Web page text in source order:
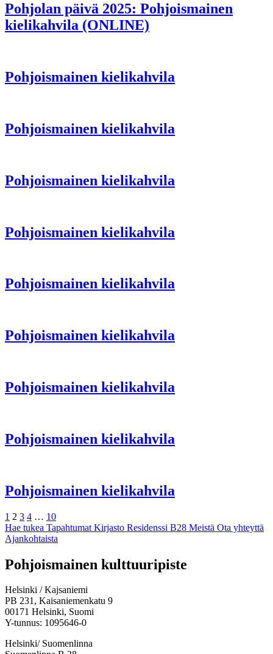
Pohjolan päivä 2025: Pohjoismainen
kielikahvila (ONLINE)
Pohjoismainen kielikahvila
Pohjoismainen kielikahvila
Pohjoismainen kielikahvila
Pohjoismainen kielikahvila
Pohjoismainen kielikahvila
Pohjoismainen kielikahvila
Pohjoismainen kielikahvila
Pohjoismainen kielikahvila
Pohjoismainen kielikahvila
Edellinen
Sivu
1 Sivu
2 Sivu
3 Sivu
4 … Sivu
10Seuraava
Hae tukea Tapahtumat Kirjasto Residenssi B28 Meistä Ota yhteyttä
Ajankohtaista
Facebook:
Avataan
välilehteen
Instagram:
Avataan
välilehteen
TikTok:
Avataan
välilehteen
Youtube:
Avataan
välilehteen
Vimeo:
Avataan
välilehteen
Pohjoismainen kulttuuripiste
Helsinki / Kajsaniemi
PB 231, Kaisaniemenkatu 9
00171 Helsinki, Suomi
Y-tunnus: 1095646-0
Helsinki/ Suomenlinna